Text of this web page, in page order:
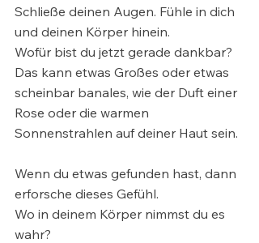
Schließe deinen Augen. Fühle in dich
und deinen Körper hinein.
Wofür bist du jetzt gerade dankbar?
Das kann etwas Großes oder etwas
scheinbar banales, wie der Duft einer
Rose oder die warmen
Sonnenstrahlen auf deiner Haut sein.
Wenn du etwas gefunden hast, dann
erforsche dieses Gefühl.
Wo in deinem Körper nimmst du es
wahr?